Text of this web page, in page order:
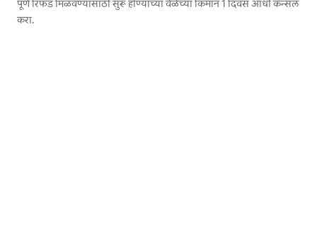
पूर्ण रिफंड मिळवण्यासाठी सुरू होण्याच्या वेळेच्या किमान 1 दिवस आधी कॅन्सल
करा.